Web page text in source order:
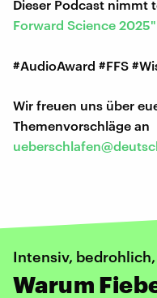
Dieser Podcast nimmt
Forward Science 2025"
#AudioAward #FFS
Wir freuen uns über
Themenvorschläge an
Intensiv,
Warum